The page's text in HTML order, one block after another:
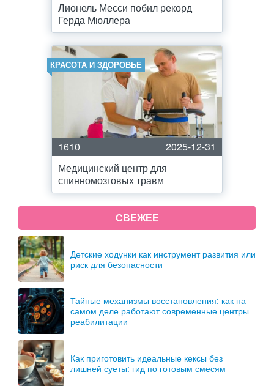
Лионель Месси побил рекорд
Герда Мюллера
КРАСОТА И ЗДОРОВЬЕ
1610
2025-12-31
Медицинский центр для
спинномозговых травм
СВЕЖЕЕ
Детские ходунки как инструмент развития или
риск для безопасности
Тайные механизмы восстановления: как на
самом деле работают современные центры
реабилитации
Как приготовить идеальные кексы без
лишней суеты: гид по готовым смесям